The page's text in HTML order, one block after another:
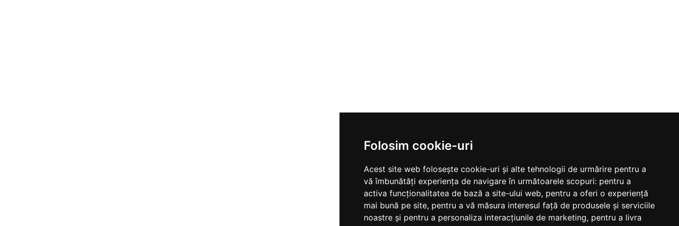
Folosim cookie-uri
Acest site web folosește cookie-uri și alte tehnologii de urmărire pentru a
vă îmbunătăți experiența de navigare în următoarele scopuri: pentru a
activa funcționalitatea de bază a site-ului web, pentru a oferi o experiență
mai bună pe site, pentru a vă măsura interesul față de produsele și serviciile
noastre și pentru a personaliza interacțiunile de marketing, pentru a livra